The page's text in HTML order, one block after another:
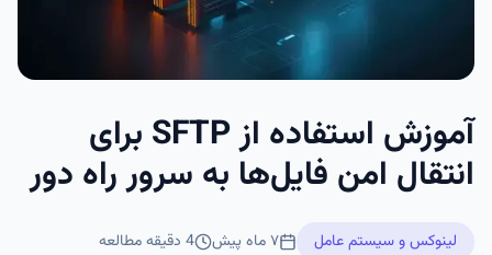
آموزش استفاده از SFTP برای
انتقال امن فایل‌ها به سرور راه دور
لینوکس و سیستم عامل ۷ ماه پیش 4 دقیقه مطالعه